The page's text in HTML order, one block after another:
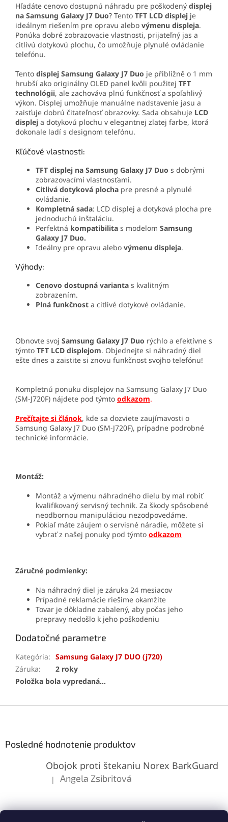
Hľadáte cenovo dostupnú náhradu pre poškodený displej
na Samsung Galaxy J7 Duo? Tento TFT LCD displej je
ideálnym riešením pre opravu alebo výmenu displeja.
Ponúka dobré zobrazovacie vlastnosti, prijateľný jas a
citlivú dotykovú plochu, čo umožňuje plynulé ovládanie
telefónu.
Tento displej Samsung Galaxy J7 Duo je přibližně o 1 mm
hrubší ako originálny OLED panel kvôli použitej TFT
technológii, ale zachováva plnú funkčnosť a spoľahlivý
výkon. Displej umožňuje manuálne nadstavenie jasu a
zaisťuje dobrú čitateľnosť obrazovky. Sada obsahuje LCD
displej a dotykovú plochu v elegantnej zlatej farbe, ktorá
dokonale ladí s designom telefónu.
Kľúčové vlastnosti:
TFT displej na Samsung Galaxy J7 Duo s dobrými
zobrazovacími vlastnosťami.
Citlivá dotyková plocha pre presné a plynulé
ovládanie.
Kompletná sada: LCD displej a dotyková plocha pre
jednoduchú inštaláciu.
Perfektná kompatibilita s modelom Samsung
Galaxy J7 Duo.
Ideálny pre opravu alebo výmenu displeja.
Výhody:
Cenovo dostupná varianta s kvalitným
zobrazením.
Plná funkčnost a citlivé dotykové ovládanie.
Obnovte svoj Samsung Galaxy J7 Duo rýchlo a efektívne s
týmto TFT LCD displejom. Objednejte si náhradný diel
ešte dnes a zaistite si znovu funkčnost svojho telefónu!
Kompletnú ponuku displejov na Samsung Galaxy J7 Duo
(SM-J720F) nájdete pod týmto odkazom.
Prečítajte si článok, kde sa dozviete zaujímavosti o
Samsung Galaxy J7 Duo (SM-J720F), prípadne podrobné
technické informácie.
Montáž:
Montáž a výmenu náhradného dielu by mal robiť
kvalifikovaný servisný technik. Za škody spôsobené
neodbornou manipuláciou nezodpovedáme.
Pokiaľ máte záujem o servisné náradie, môžete si
vybrať z našej ponuky pod týmto odkazom
Záručné podmienky:
Na náhradný diel je záruka 24 mesiacov
Prípadné reklamácie riešime okamžite
Tovar je dôkladne zabalený, aby počas jeho
prepravy nedošlo k jeho poškodeniu
Dodatočné parametre
Kategória: Samsung Galaxy J7 DUO (j720)
Záruka:
2 roky
Položka bola vypredaná…
Posledné hodnotenie produktov
Obojok proti štekaniu Norex BarkGuard
Hodnotenie produktu je 5 z 5 hviezdičiek.
| Angela Zsibritová